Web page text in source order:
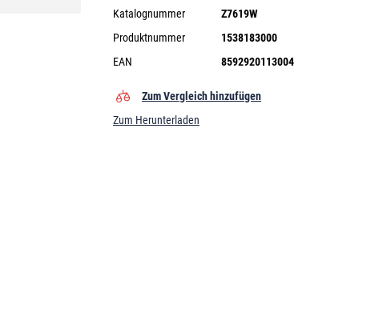
Katalognummer
Z7619W
Produktnummer
1538183000
EAN
8592920113004
Zum Vergleich hinzufügen
Zum Herunterladen